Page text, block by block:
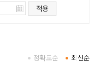
적용
최신순
정확도순